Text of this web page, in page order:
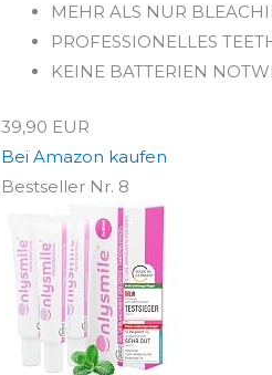
MEHR ALS NUR
PROFESSIONELLES
KEINE BATTERIEN
39,90 EUR
Bei Amazon kaufen
Bestseller Nr. 8